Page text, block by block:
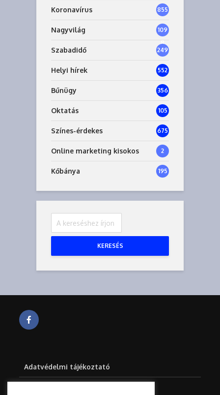
Koronavírus 855
Nagyvilág
109
8
Szabadidő 249
Helyi hírek 552
Bűnügy 356
Oktatás 105
Színes-érdekes 675
Online marketing kisokos 2
Kőbánya 195
KERESÉS
Adatvédelmi tájékoztató